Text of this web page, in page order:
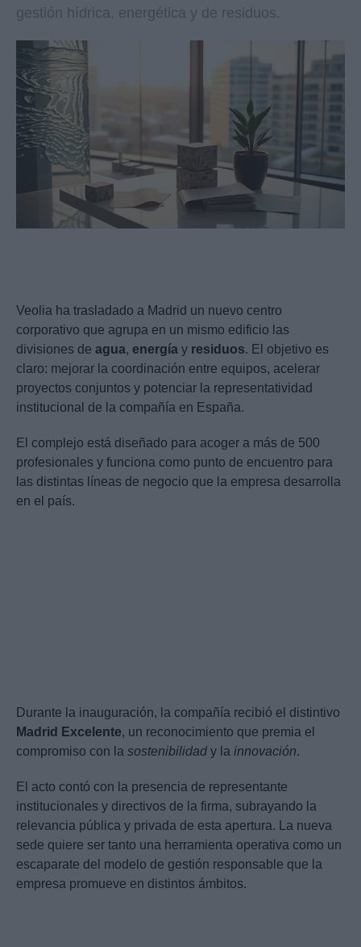
gestión hídrica, energética y de residuos.
Veolia ha trasladado a Madrid un nuevo centro
corporativo que agrupa en un mismo edificio las
divisiones de agua, energía y residuos. El objetivo es
claro: mejorar la coordinación entre equipos, acelerar
proyectos conjuntos y potenciar la representatividad
institucional de la compañía en España.
El complejo está diseñado para acoger a más de 500
profesionales y funciona como punto de encuentro para
las distintas líneas de negocio que la empresa desarrolla
en el país.
Durante la inauguración, la compañía recibió el distintivo
Madrid Excelente, un reconocimiento que premia el
compromiso con la sostenibilidad y la innovación.
El acto contó con la presencia de representante
institucionales y directivos de la firma, subrayando la
relevancia pública y privada de esta apertura. La nueva
sede quiere ser tanto una herramienta operativa como un
escaparate del modelo de gestión responsable que la
empresa promueve en distintos ámbitos.